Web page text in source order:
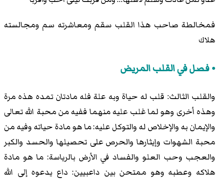
فمخالطة صاحب هذا القلب سقم ومعاشرته سم ومجالسته
هلاك
فصل في القلب المريض
والقلب الثالث: قلب له حياة وبه علة فله مادتان تمده هذه مرة
وهذه أخرى وهو لما غلب عليه منهما ففيه من محبة الله تعالى
والإيمان به والإخلاص له والتوكل عليه: ما هو مادة حياته وفيه من
محبة الشهوات وإيثارها والحرص على تحصيلها والحسد والكبر
والعجب وحب العلو والفساد في الأرض بالرياسة: ما هو مادة
هلاكه وعطبه وهو ممتحن بين داعبيين: داع يدعوه إلى الله